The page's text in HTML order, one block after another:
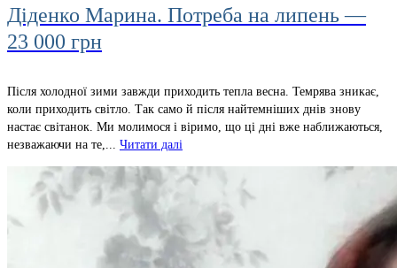
Діденко Марина. Потреба на липень —
23 000 грн
Після холодної зими завжди приходить тепла весна. Темрява зникає,
коли приходить світло. Так само й після найтемніших днів знову
настає світанок. Ми молимося і віримо, що ці дні вже наближаються,
незважаючи на те,... Читати далі